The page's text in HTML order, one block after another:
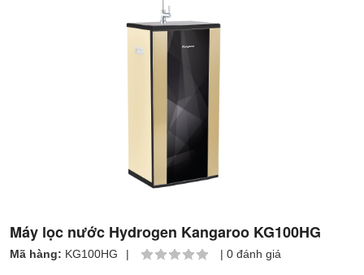
Máy lọc nước Hydrogen Kangaroo KG100HG
Mã hàng: KG100HG | | 0 đánh giá